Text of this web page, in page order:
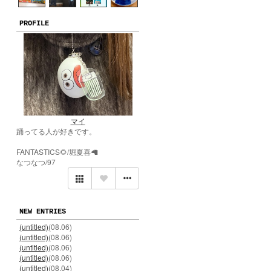
PROFILE
マイ
踊ってる人が好きです。
FANTASTICS🌻/堀夏喜🦙
なつなつ/97
NEW ENTRIES
(untitled)(08.06)
(untitled)(08.06)
(untitled)(08.06)
(untitled)(08.06)
(untitled)(08.04)